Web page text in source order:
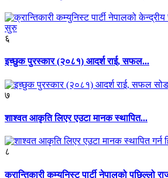
६
इच्छुक पुरस्कार (२०८१) आदर्श राई, सफल...
७
शाश्वत आकृति लिएर एउटा मानक स्थापित...
८
क्रान्तिकारी कम्युनिस्ट पार्टी नेपालको पछिल्लो